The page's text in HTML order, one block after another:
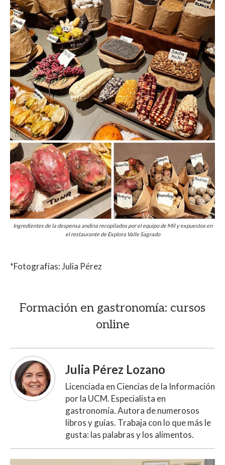
Ingredientes de la despensa andina recopilados por el equipo de Mil y expuestos en
el restaurante de Explora Valle Sagrado
*Fotografías: Julia Pérez
Formación en gastronomía: cursos
online
Julia Pérez Lozano
Licenciada en Ciencias de la Información
por la UCM. Especialista en
gastronomía. Autora de numerosos
libros y guías. Trabaja con lo que más le
gusta: las palabras y los alimentos.